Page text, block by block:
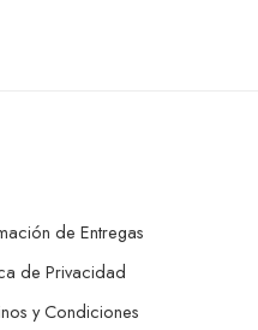
de Entregas
de Privacidad
y Condiciones